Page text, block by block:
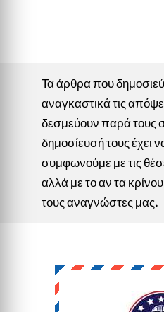
Τα άρθρα που
αναγκαστικά τις
δεσμεύουν παρά τους
δημοσίευσή τους έχει
συμφωνούμε με τις
αλλά με το αν τα
τους αναγνώστες μας.